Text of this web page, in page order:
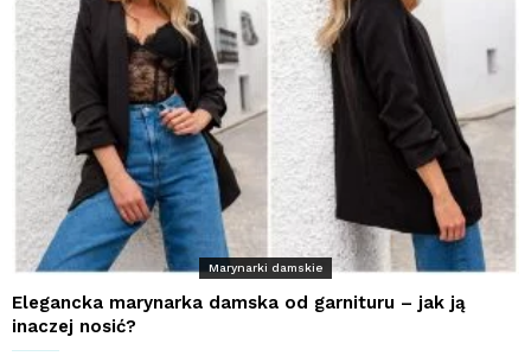
Marynarki damskie
Elegancka marynarka damska od garnituru – jak ją
inaczej nosić?